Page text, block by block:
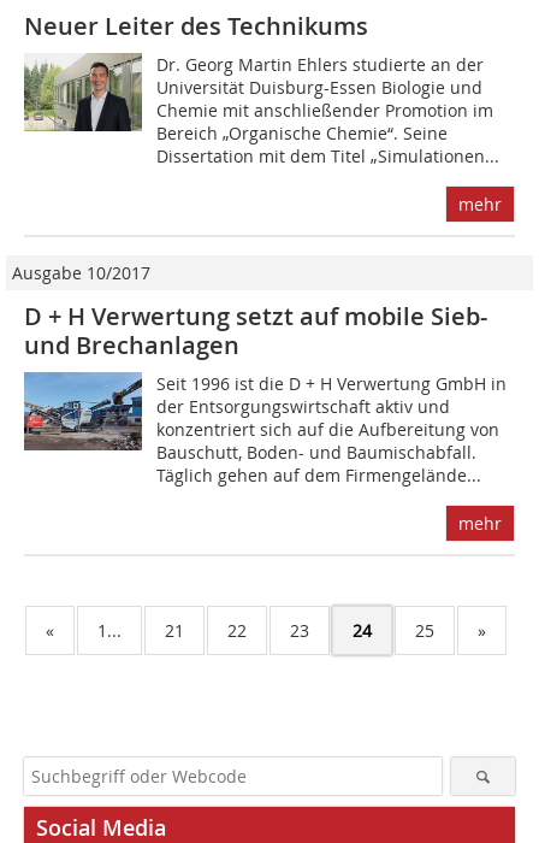
Neuer Leiter des Technikums
Dr. Georg Martin Ehlers studierte an der
Universität Duisburg-Essen Biologie und
Chemie mit anschließender Promotion im
Bereich „Organische Chemie“. Seine
Dissertation mit dem Titel „Simulationen...
mehr
Ausgabe 10/2017
D + H Verwertung setzt auf mobile Sieb-
und Brechanlagen
Seit 1996 ist die D + H Verwertung GmbH in
der Entsorgungswirtschaft aktiv und
konzentriert sich auf die Aufbereitung von
Bauschutt, Boden- und Baumischabfall.
Täglich gehen auf dem Firmengelände...
mehr
« 1... 21 22 23 24 25 »
Social Media